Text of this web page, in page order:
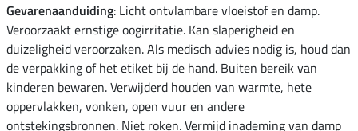
Gevarenaanduiding: Licht ontvlambare vloeistof en damp.
Veroorzaakt ernstige oogirritatie. Kan slaperigheid en
duizeligheid veroorzaken. Als medisch advies nodig is, houd dan
de verpakking of het etiket bij de hand. Buiten bereik van
kinderen bewaren. Verwijderd houden van warmte, hete
oppervlakken, vonken, open vuur en andere
ontstekingsbronnen. Niet roken. Vermijd inademing van damp